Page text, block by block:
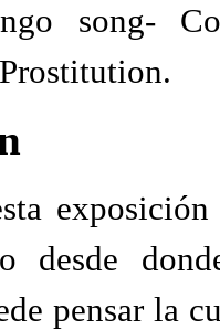
song-
desde
pensar la